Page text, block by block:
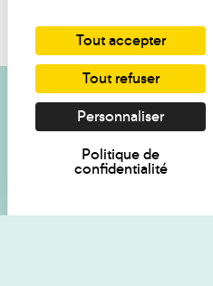
Je souhaite des
Inscrivez-vous
Tout accepter
Tout refuser
Personnaliser
Politique de
confidentialité